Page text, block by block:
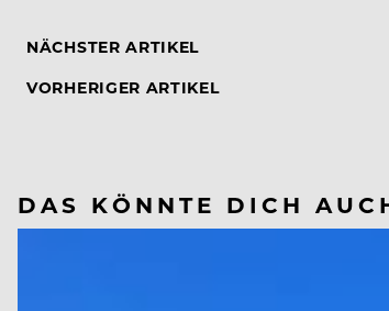
NÄCHSTER ARTIKEL
VORHERIGER ARTIKEL
DAS KÖNNTE DICH